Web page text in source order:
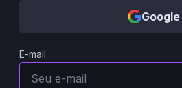
Google
E-mail